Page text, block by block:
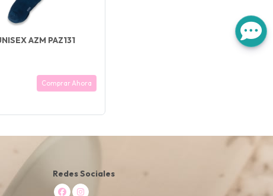
AZM PAZ131
Comprar Ahora
Redes Sociales